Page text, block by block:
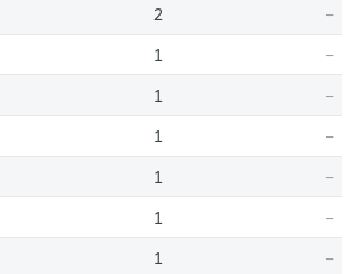
2
–
1
–
1
–
1
–
1
–
1
–
1
–